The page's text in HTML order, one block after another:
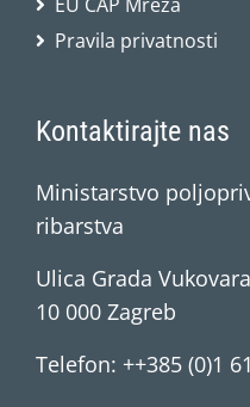
Pravila privatnosti
Kontaktirajte nas
Ministarstvo
ribarstva
Ulica Grada
10 000 Zagreb
Telefon: ++385 (0)1